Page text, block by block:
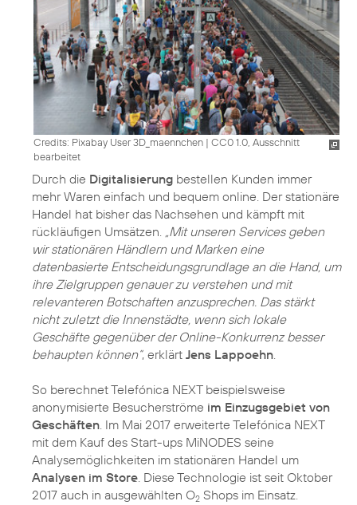
Credits: Pixabay User 3D_maennchen | CC0 1.0, Ausschnitt
bearbeitet
Durch die Digitalisierung bestellen Kunden immer
mehr Waren einfach und bequem online. Der stationäre
Handel hat bisher das Nachsehen und kämpft mit
rückläufigen Umsätzen.
„Mit unseren Services geben
wir stationären Händlern und Marken eine
datenbasierte Entscheidungsgrundlage an die Hand, um
ihre Zielgruppen genauer zu verstehen und mit
relevanteren Botschaften anzusprechen. Das stärkt
nicht zuletzt die Innenstädte, wenn sich lokale
Geschäfte gegenüber der Online-Konkurrenz besser
behaupten können“, erklärt Jens Lappoehn
So berechnet Telefónica NEXT beispielsweise
anonymisierte Besucherströme im Einzugsgebiet von
Geschäften . Im Mai 2017 erweiterte Telefónica NEXT
mit dem Kauf des Start-ups MiNODES seine
Analysemöglichkeiten im stationären Handel um
Analysen im Store . Diese Technologie ist seit Oktober
2017 auch in ausgewählten O2 Shops im Einsatz.